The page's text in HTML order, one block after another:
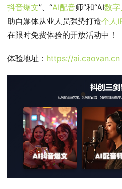
抖音爆文”、“AI配音师”和“AI数字
助自媒体从业人员强势打造个人
在限时免费体验的开放活动中！
体验地址： https://ai.caovan.cn